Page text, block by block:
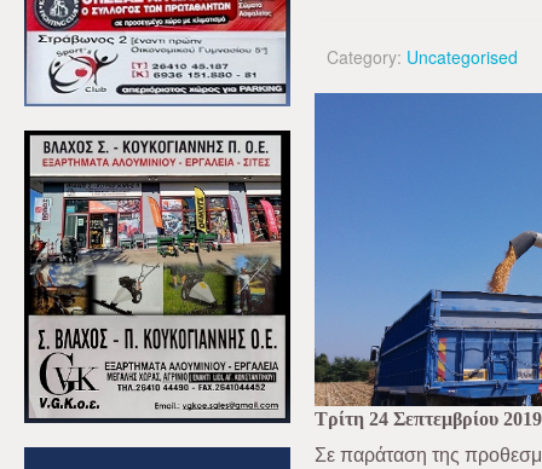
Category: Uncategorised
Τρίτη 24 Σεπτεμβρίου 2019
Σε παράταση της